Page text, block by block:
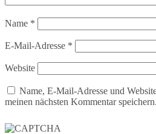
Name *
E-Mail-Adresse *
Website
Name, E-Mail-Adresse und
meinen nächsten Kommentar speichern.